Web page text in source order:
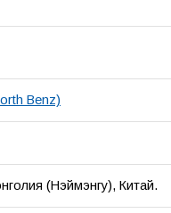
Benz)
(Нэймэнгу), Китай.